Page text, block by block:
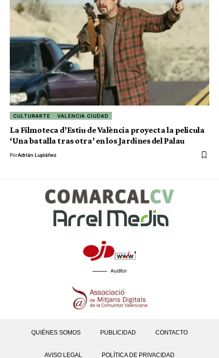
CULTURARTE VALENCIA CIUDAD
La Filmoteca d’Estiu de València proyecta la pelicula
‘Una batalla tras otra’ en los Jardines del Palau
PorAdrián Lupiáñez
Auditor
QUIÉNES SOMOS PUBLICIDAD CONTACTO
AVISO LEGAL POLÍTICA DE PRIVACIDAD